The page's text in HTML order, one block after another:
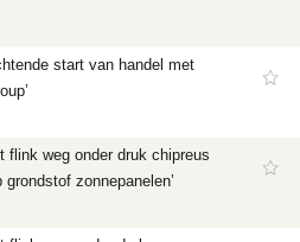
start van handel met
flink weg onder druk chipreus
zonnepanelen’